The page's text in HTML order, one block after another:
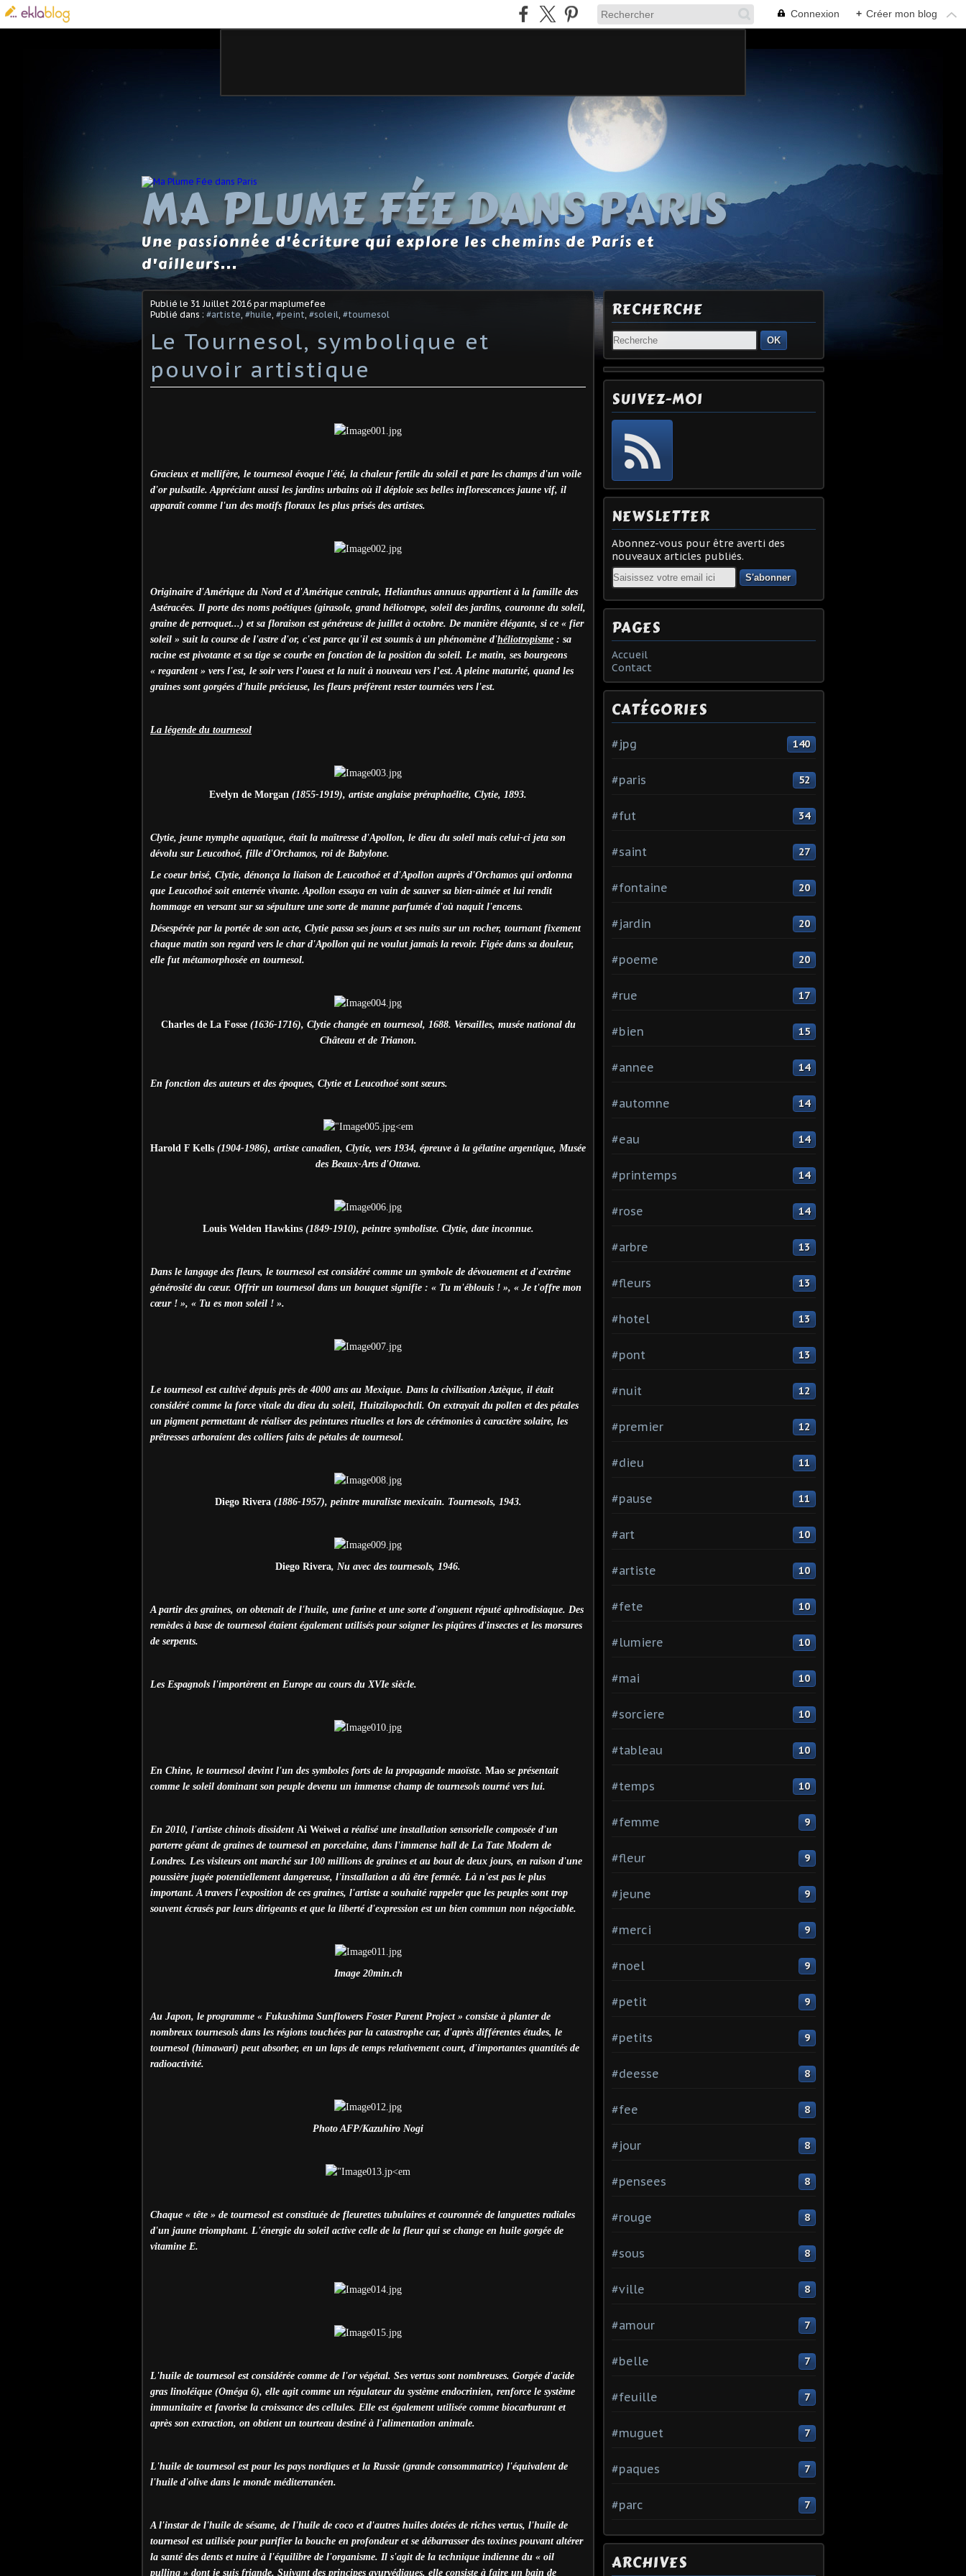
Connexion + Créer mon blog
MA PLUME FÉE DANS PARIS
Une passionnée d'écriture qui explore les chemins de Paris et
d'ailleurs...
Publié le 31 Juillet 2016 par maplumefee
Publié dans : #artiste #huile #peint #soleil #tournesol
Le Tournesol, symbolique et
pouvoir artistique
Gracieux et mellifère, le tournesol évoque l'été, la chaleur fertile du soleil et pare les champs d'un voile
d'or pulsatile. Appréciant aussi les jardins urbains où il déploie ses belles inflorescences jaune vif, il
apparaît comme l'un des motifs floraux les plus prisés des artistes.
Originaire d'Amérique du Nord et d'Amérique centrale, Helianthus annuus appartient à la famille des
Astéracées. Il porte des noms poétiques (girasole, grand héliotrope, soleil des jardins, couronne du soleil,
graine de perroquet...) et sa floraison est généreuse de juillet à octobre. De manière élégante, si ce « fier
soleil » suit la course de l'astre d'or, c'est parce qu'il est soumis à un phénomène d'héliotropisme : sa
racine est pivotante et sa tige se courbe en fonction de la position du soleil. Le matin, ses bourgeons
« regardent » vers l'est, le soir vers l’ouest et la nuit à nouveau vers l’est. A pleine maturité, quand les
graines sont gorgées d'huile précieuse, les fleurs préfèrent rester tournées vers l'est.
La légende du tournesol
Evelyn de Morgan (1855-1919), artiste anglaise préraphaélite, Clytie, 1893.
Clytie, jeune nymphe aquatique, était la maîtresse d'Apollon, le dieu du soleil mais celui-ci jeta son
dévolu sur Leucothoé, fille d'Orchamos, roi de Babylone.
Le coeur brisé, Clytie, dénonça la liaison de Leucothoé et d'Apollon auprès d'Orchamos qui ordonna
que Leucothoé soit enterrée vivante. Apollon essaya en vain de sauver sa bien-aimée et lui rendit
hommage en versant sur sa sépulture une sorte de manne parfumée d'où naquit l'encens.
Désespérée par la portée de son acte, Clytie passa ses jours et ses nuits sur un rocher, tournant fixement
chaque matin son regard vers le char d'Apollon qui ne voulut jamais la revoir. Figée dans sa douleur,
elle fut métamorphosée en tournesol.
Charles de La Fosse(1636-1716), Clytie changée en tournesol, 1688. Versailles, musée national du
Château et de Trianon.
En fonction des auteurs et des époques, Clytie et Leucothoé sont sœurs.
Harold F Kells (1904-1986), artiste canadien, Clytie, vers 1934, épreuve à la gélatine argentique, Musée
des Beaux-Arts d'Ottawa.
Louis Welden Hawkins(1849-1910), peintre symboliste. Clytie, date inconnue.
Dans le langage des fleurs, le tournesol est considéré comme un symbole de dévouement et d'extrême
générosité du cœur. Offrir un tournesol dans un bouquet signifie : « Tu m'éblouis ! », « Je t'offre mon
cœur ! », « Tu es mon soleil ! ».
Le tournesol est cultivé depuis près de 4000 ans au Mexique. Dans la civilisation Aztèque, il était
considéré comme la force vitale du dieu du soleil, Huitzilopochtli. On extrayait du pollen et des pétales
un pigment permettant de réaliser des peintures rituelles et lors de cérémonies à caractère solaire, les
prêtresses arboraient des colliers faits de pétales de tournesol.
Diego Rivera(1886-1957), peintre muraliste mexicain. Tournesols, 1943.
Diego Rivera, Nu avec des tournesols, 1946.
A partir des graines, on obtenait de l'huile, une farine et une sorte d'onguent réputé aphrodisiaque. Des
remèdes à base de tournesol étaient également utilisés pour soigner les piqûres d'insectes et les morsures
de serpents.
Les Espagnols l'importèrent en Europe au cours du XVIe siècle.
En Chine, le tournesol devint l'un des symboles forts de la propagande maoïste. Mao se présentait
comme le soleil dominant son peuple devenu un immense champ de tournesols tourné vers lui.
En 2010, l'artiste chinois dissident Ai Weiwei a réalisé une installation sensorielle composée d'un
parterre géant de graines de tournesol en porcelaine, dans l'immense hall de La Tate Modern de
Londres. Les visiteurs ont marché sur 100 millions de graines et au bout de deux jours, en raison d'une
poussière jugée potentiellement dangereuse, l'installation a dû être fermée. Là n'est pas le plus
important. A travers l'exposition de ces graines, l'artiste a souhaité rappeler que les peuples sont trop
souvent écrasés par leurs dirigeants et que la liberté d'expression est un bien commun non négociable.
Image 20min.ch
Au Japon, le programme « Fukushima Sunflowers Foster Parent Project » consiste à planter de
nombreux tournesols dans les régions touchées par la catastrophe car, d'après différentes études, le
tournesol (himawari) peut absorber, en un laps de temps relativement court, d'importantes quantités de
radioactivité.
Photo AFP/Kazuhiro Nogi
Chaque « tête » de tournesol est constituée de fleurettes tubulaires et couronnée de languettes radiales
d'un jaune triomphant. L'énergie du soleil active celle de la fleur qui se change en huile gorgée de
vitamine E.
L'huile de tournesol est considérée comme de l'or végétal. Ses vertus sont nombreuses. Gorgée d'acide
gras linoléique (Oméga 6), elle agit comme un régulateur du système endocrinien, renforce le système
immunitaire et favorise la croissance des cellules. Elle est également utilisée comme biocarburant et
après son extraction, on obtient un tourteau destiné à l'alimentation animale.
L'huile de tournesol est pour les pays nordiques et la Russie (grande consommatrice) l'équivalent de
l'huile d'olive dans le monde méditerranéen.
A l'instar de l'huile de sésame, de l'huile de coco et d'autres huiles dotées de riches vertus, l'huile de
tournesol est utilisée pour purifier la bouche en profondeur et se débarrasser des toxines pouvant altérer
la santé des dents et nuire à l'équilibre de l'organisme. Il s'agit de la technique indienne du « oil
pulling » dont je suis friande. Suivant des principes ayurvédiques, elle consiste à faire un bain de
RECHERCHE
OK
SUIVEZ-MOI
NEWSLETTER
Abonnez-vous pour être averti des
nouveaux articles publiés.
Email
PAGES
Accueil
Contact
CATÉGORIES
#jpg 140
#paris 52
#fut 34
#saint 27
#fontaine 20
#jardin 20
#poeme 20
#rue 17
#bien 15
#annee 14
#automne 14
#eau 14
#printemps 14
#rose 14
#arbre 13
#fleurs 13
#hotel 13
#pont 13
#nuit 12
#premier 12
#dieu 11
#pause 11
#art 10
#artiste 10
#fete 10
#lumiere 10
#mai 10
#sorciere 10
#tableau 10
#temps 10
#femme 9
#fleur 9
#jeune 9
#merci 9
#noel 9
#petit 9
#petits 9
#deesse 8
#fee 8
#jour 8
#pensees 8
#rouge 8
#sous 8
#ville 8
#amour 7
#belle 7
#feuille 7
#muguet 7
#paques 7
#parc 7
ARCHIVES